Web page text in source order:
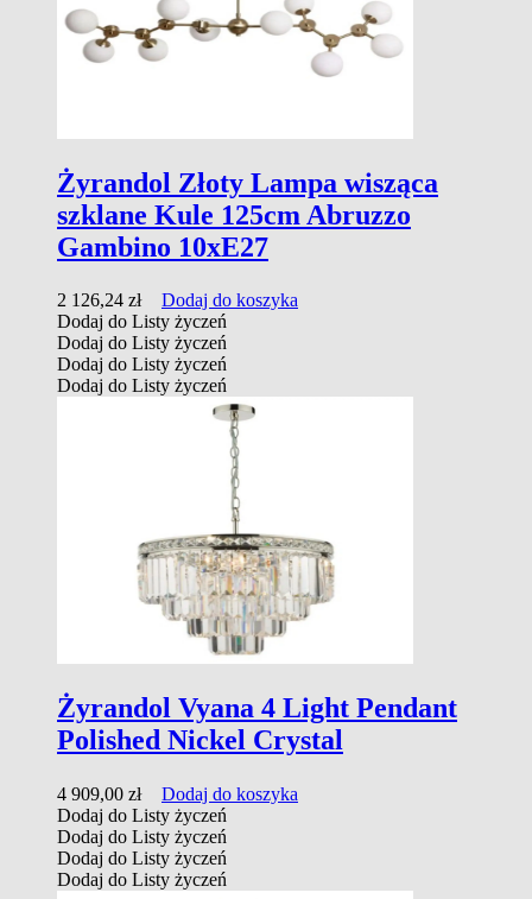
Żyrandol Złoty Lampa wisząca
szklane Kule 125cm Abruzzo
Gambino 10xE27
2 126,24 zł
Dodaj do koszyka
Dodaj do Listy życzeń
Dodaj do Listy życzeń
Dodaj do Listy życzeń
Dodaj do Listy życzeń
Żyrandol Vyana 4 Light Pendant
Polished Nickel Crystal
4 909,00 zł
Dodaj do koszyka
Dodaj do Listy życzeń
Dodaj do Listy życzeń
Dodaj do Listy życzeń
Dodaj do Listy życzeń